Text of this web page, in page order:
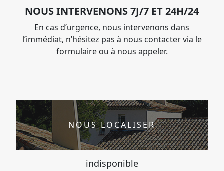
NOUS INTERVENONS 7J/7 ET 24H/24
En cas d’urgence, nous intervenons dans
l’immédiat, n’hésitez pas à nous contacter via le
formulaire ou à nous appeler.
NOUS LOCALISER
indisponible